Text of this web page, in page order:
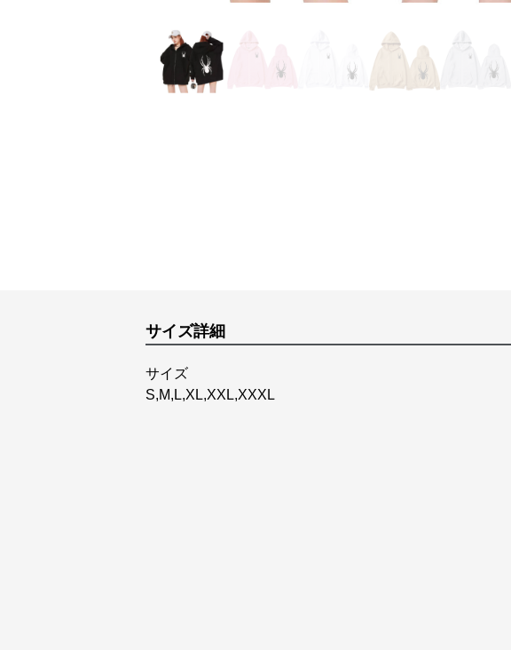
サイズ詳細
サイズ
S,M,L,XL,XXL,XXXL